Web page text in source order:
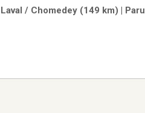
À proximité de tous les
Laval / Chomedey (149 km) |